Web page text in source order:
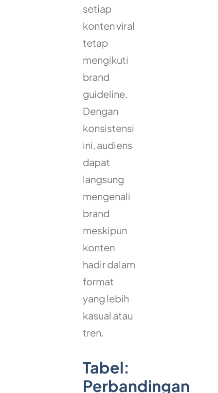
setiap
konten viral
tetap
mengikuti
brand
guideline.
Dengan
konsistensi
ini, audiens
dapat
langsung
mengenali
brand
meskipun
konten
hadir dalam
format
yang lebih
kasual atau
tren.
Tabel:
Perbandingan